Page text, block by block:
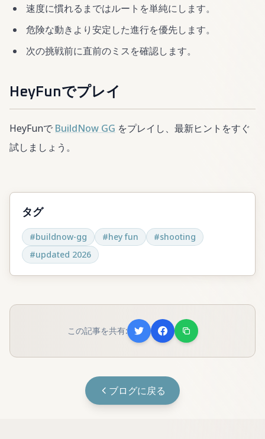
速度に慣れるまではルートを単純にします。
危険な動きより安定した進行を優先します。
次の挑戦前に直前のミスを確認します。
HeyFunでプレイ
HeyFunで BuildNow GG をプレイし、最新ヒントをすぐ
試しましょう。
タグ
#buildnow-gg #hey fun #shooting
#updated 2026
この記事を共有:
ブログに戻る